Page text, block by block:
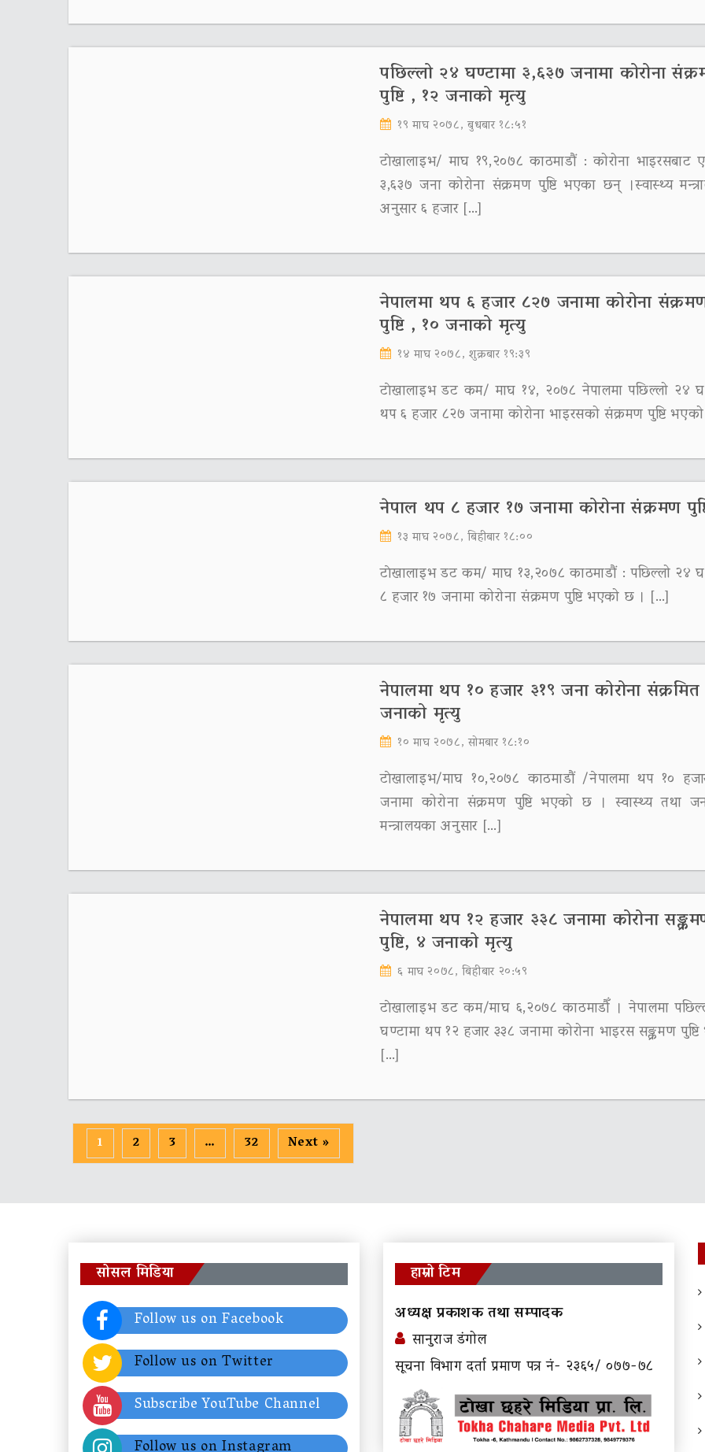
पछिल्लो २४ घण्टामा ३,६३७ जनामा कोरोना
पुष्टि , १२ जनाको मृत्‍यु
१९ माघ २०७८, बुधबार १८:५१
टाेखालाइभ/ माघ १९,२०७८ काठमाडौं : कोरोना भाइरसबाट
३,६३७ जना कोरोना संक्रमण पुष्टि भएका छन् ।स्वास्थ्य
अनुसार ६ हजार […]
नेपालमा थप ६ हजार ८२७ जनामा कोरोना
पुष्टि , १० जनाको मृत्यु
१४ माघ २०७८, शुक्रबार १९:३९
टाेखालाइभ डट कम/ माघ १४, २०७८ नेपालमा पछिल्लो २४
थप ६ हजार ८२७ जनामा कोरोना भाइरसको संक्रमण पुष्टि
नेपाल थप ८ हजार १७ जनामा कोरोना संक्रमण
१३ माघ २०७८, बिहीबार १८:००
टाेखालाइभ डट कम/ माघ १३,२०७८ काठमाडौं : पछिल्लो २४
८ हजार १७ जनामा कोरोना संक्रमण पुष्टि भएको छ । […]
नेपालमा थप १० हजार ३१९ जना कोरोना
जनाको मृत्यु
१० माघ २०७८, सोमबार १८:१०
टाेखालाइभ/माघ १०,२०७८ काठमाडौं /नेपालमा थप १०
जनामा कोरोना संक्रमण पुष्टि भएको छ । स्वास्थ्य तथा
मन्त्रालयका अनुसार […]
नेपालमा थप १२ हजार ३३८ जनामा कोरोना
पुष्टि, ४ जनाको मृत्यु
६ माघ २०७८, बिहीबार २०:५९
टाेखालाइभ डट कम/माघ ६,२०७८ काठमाडौँ । नेपालमा
घण्टामा थप १२ हजार ३३८ जनामा कोरोना भाइरस सङ्क्रमण
[…]
1 2 3 … 32 Next »
सोसल मिडिया
Follow us on Facebook
Follow us on Twitter
Subscribe YouTube Channel
हाम्रो टिम
अध्यक्ष प्रकाशक तथा सम्पादक
सानुराज डंगोल
सूचना विभाग दर्ता प्रमाण पत्र नं- २३६५/ ०७७-७८